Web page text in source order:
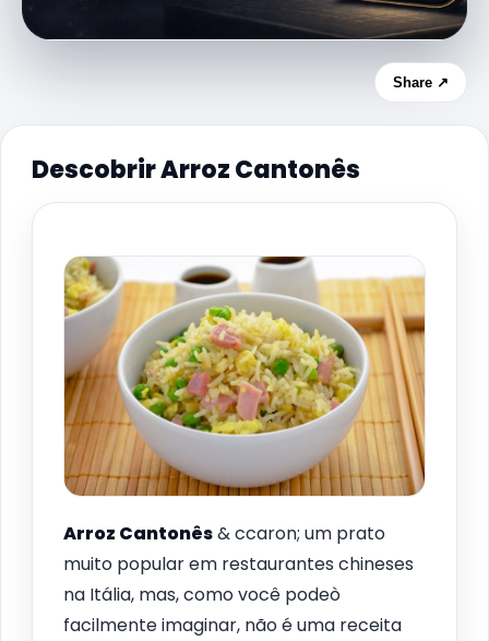
Share ↗
Descobrir Arroz Cantonês
Arroz Cantonês& ccaron; um prato
muito popular em restaurantes chineses
na Itália, mas, como você podeò
facilmente imaginar, não é uma receita